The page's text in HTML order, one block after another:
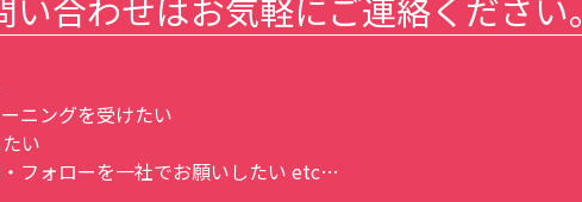
い合わせはお気軽にご連絡ください。
ニングを受けたい
い
フォローを一社でお願いしたい etc…